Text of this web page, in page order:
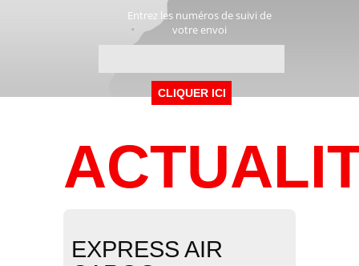
Entrez les numéros de suivi de
votre envoi
EXPRESS AIR